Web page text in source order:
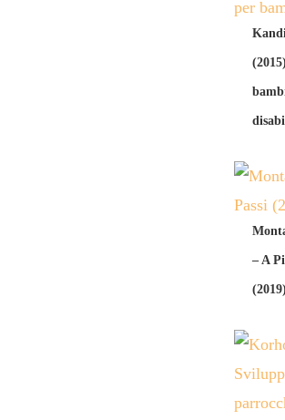
– A
(2019)